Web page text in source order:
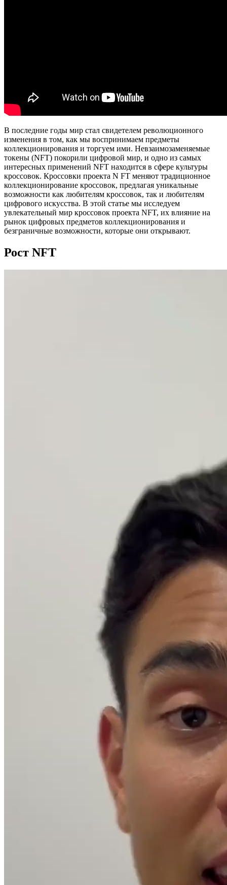
В последние годы мир стал свидетелем революционного
изменения в том, как мы воспринимаем предметы
коллекционирования и торгуем ими. Невзаимозаменяемые
токены (NFT) покорили цифровой мир, и одно из самых
интересных применений NFT находится в сфере культуры
кроссовок. Кроссовки проекта N FT меняют традиционное
коллекционирование кроссовок, предлагая уникальные
возможности как любителям кроссовок, так и любителям
цифрового искусства. В этой статье мы исследуем
увлекательный мир кроссовок проекта NFT, их влияние на
рынок цифровых предметов коллекционирования и
безграничные возможности, которые они открывают.
Рост NFT